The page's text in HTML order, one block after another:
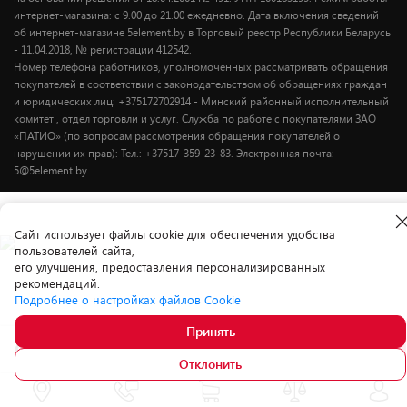
интернет-магазина: с 9.00 до 21.00 ежедневно. Дата включения сведений
об интернет-магазине 5element.by в Торговый реестр Республики Беларусь
- 11.04.2018, № регистрации 412542.
Номер телефона работников, уполномоченных рассматривать обращения
покупателей в соответствии с законодательством об обращениях граждан
и юридических лиц: +375172702914 - Минский районный исполнительный
комитет , отдел торговли и услуг. Служба по работе с покупателями ЗАО
«ПАТИО» (по вопросам рассмотрения обращения покупателей о
нарушении их прав): Тел.: +37517-359-23-83. Электронная почта:
5@5element.by
96.80 В корзину
Cайт использует файлы cookie для обеспечения удобства
пользователей сайта,
его улучшения, предоставления персонализированных
рекомендаций.
Отклонить
Принять
Подробнее о настройках файлов Cookie